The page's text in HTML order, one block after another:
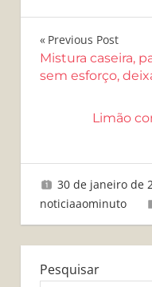
Navegação
de
Previous Post
Mistura caseira,
sem esforço,
Limão
30 de janeiro de
noticiaaominuto
Pesquisar